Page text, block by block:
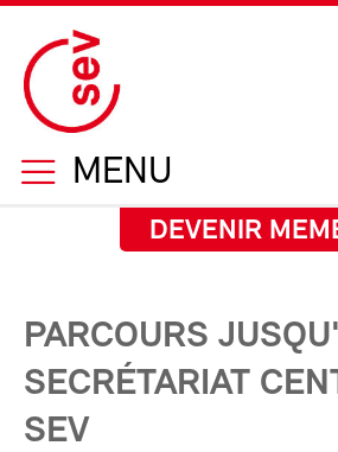
MENU
DEVENIR
PARCOURS
SECRÉTARIAT
SEV